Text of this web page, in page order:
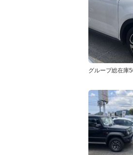
グループ総在庫